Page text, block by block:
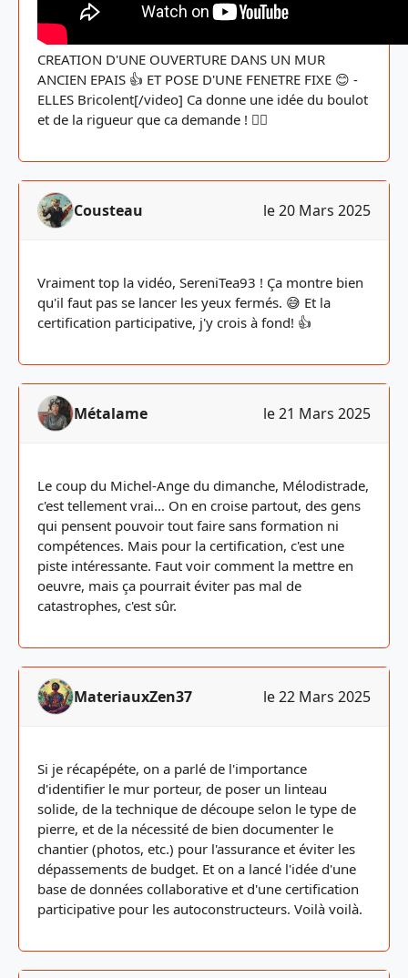
CREATION D'UNE OUVERTURE DANS UN MUR
ANCIEN EPAIS 👍 ET POSE D'UNE FENETRE FIXE 😊 -
ELLES Bricolent[/video] Ca donne une idée du boulot
et de la rigueur que ca demande ! 👷‍♀️
Cousteau le 20 Mars 2025
Vraiment top la vidéo, SereniTea93 ! Ça montre bien
qu'il faut pas se lancer les yeux fermés. 😅 Et la
certification participative, j'y crois à fond! 👍
Métalame le 21 Mars 2025
Le coup du Michel-Ange du dimanche, Mélodistrade,
c'est tellement vrai... On en croise partout, des gens
qui pensent pouvoir tout faire sans formation ni
compétences. Mais pour la certification, c'est une
piste intéressante. Faut voir comment la mettre en
oeuvre, mais ça pourrait éviter pas mal de
catastrophes, c'est sûr.
MateriauxZen37 le 22 Mars 2025
Si je récapépéte, on a parlé de l'importance
d'identifier le mur porteur, de poser un linteau
solide, de la technique de découpe selon le type de
pierre, et de la nécessité de bien documenter le
chantier (photos, etc.) pour l'assurance et éviter les
dépassements de budget. Et on a lancé l'idée d'une
base de données collaborative et d'une certification
participative pour les autoconstructeurs. Voilà voilà.